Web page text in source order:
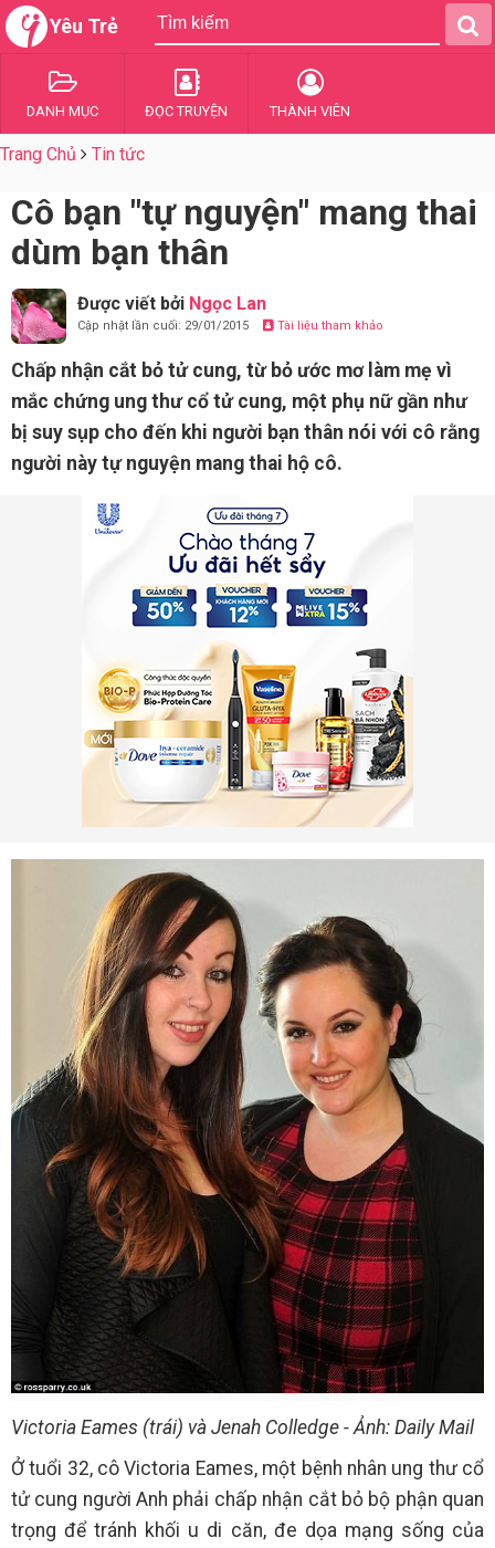
Yêu Trẻ
DANH MỤC ĐỌC TRUYỆN THÀNH VIÊN
Trang Chủ Tin tức
Cô bạn "tự nguyện" mang thai
dùm bạn thân
Được viết bởi Ngọc Lan
Cập nhật lần cuối: 29/01/2015 Tài liệu tham khảo
Chấp nhận cắt bỏ tử cung, từ bỏ ước mơ làm mẹ vì
mắc chứng ung thư cổ tử cung, một phụ nữ gần như
bị suy sụp cho đến khi người bạn thân nói với cô rằng
người này tự nguyện mang thai hộ cô.
Victoria Eames (trái) và Jenah Colledge - Ảnh: Daily Mail
Ở tuổi 32, cô Victoria Eames, một bệnh nhân ung thư cổ
tử cung người Anh phải chấp nhận cắt bỏ bộ phận quan
trọng để tránh khối u di căn, đe dọa mạng sống của